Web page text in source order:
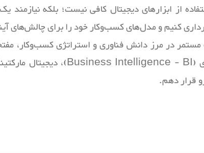
از ابزارهای دیجیتال کافی نیست؛ بلکه نیازمند
کنیم و مدل‌های کسب‌وکار خود را برای چالش‌های
قرار دهم.